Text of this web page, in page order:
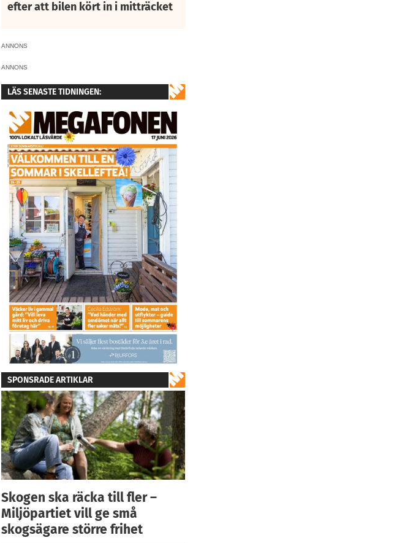
efter att bilen kört in i mitträcket
ANNONS
ANNONS
LÄS SENASTE TIDNINGEN:
SPONSRADE ARTIKLAR
Skogen ska räcka till fler –
Miljöpartiet vill ge små
skogsägare större frihet